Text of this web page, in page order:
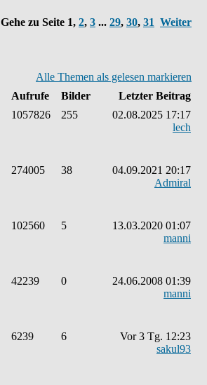
Gehe zu Seite 1, 2, 3 ... 29, 30, 31 Weiter
Alle Themen als gelesen markieren
Aufrufe Bilder
Letzter Beitrag
1057826 255
02.08.2025 17:17
lech
274005 38
04.09.2021 20:17
Admiral
102560 5
13.03.2020 01:07
manni
42239 0
24.06.2008 01:39
manni
6239 6
Vor 3 Tg. 12:23
sakul93